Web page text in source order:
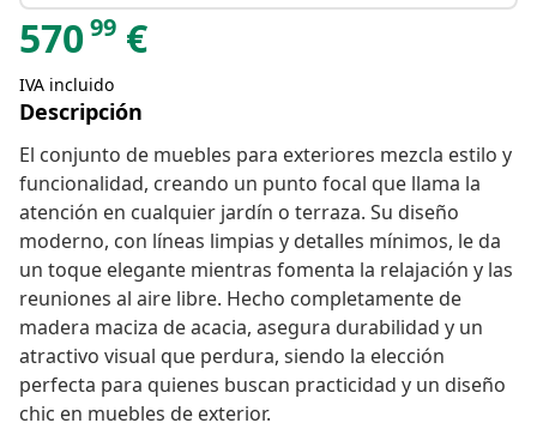
57099 €
IVA incluido
Descripción
El conjunto de muebles para exteriores mezcla estilo y
funcionalidad, creando un punto focal que llama la
atención en cualquier jardín o terraza. Su diseño
moderno, con líneas limpias y detalles mínimos, le da
un toque elegante mientras fomenta la relajación y las
reuniones al aire libre. Hecho completamente de
madera maciza de acacia, asegura durabilidad y un
atractivo visual que perdura, siendo la elección
perfecta para quienes buscan practicidad y un diseño
chic en muebles de exterior.